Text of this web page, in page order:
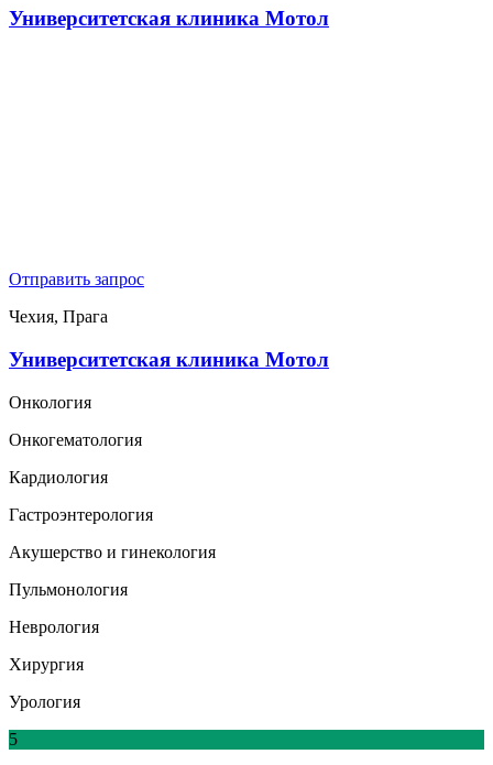
Университетская клиника Мотол
Отправить запрос
Чехия, Прага
Университетская клиника Мотол
Онкология
Онкогематология
Кардиология
Гастроэнтерология
Акушерство и гинекология
Пульмонология
Неврология
Хирургия
Урология
5